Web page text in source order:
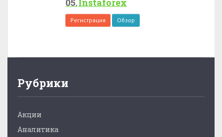
Регистрация Обзор
Рубрики
Акции
Аналитика